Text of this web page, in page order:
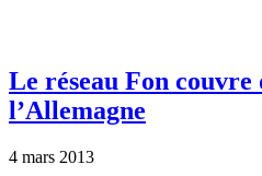
Le réseau Fon couvre
l’Allemagne
4 mars 2013